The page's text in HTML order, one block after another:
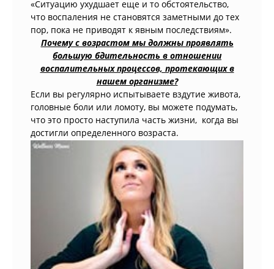
«Ситуацию ухудшает еще и то обстоятельство,
что воспаления не становятся заметными до тех
пор, пока не приводят к явным последствиям».
Почему с возрастом мы должны проявлять
большую бдительность в отношении
воспалительных процессов, протекающих в
нашем организме?
Если вы регулярно испытываете вздутие живота,
головные боли или ломоту, вы можете подумать,
что это просто наступила часть жизни, когда вы
достигли определенного возраста.